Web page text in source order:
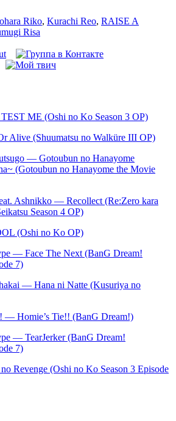
Riko, Kurachi Reo, RAISE A
Risa
ME (Oshi no Ko Season 3 OP)
Alive (Shuumatsu no Walküre III OP)
— Gotoubun no Hanayome
(Gotoubun no Hanayome the Movie
Ashnikko — Recollect (Re:Zero kara
Season 4 OP)
(Oshi no Ko OP)
— Face The Next (BanG Dream!
7)
— Hana ni Natte (Kusuriya no
— Homie’s Tie!! (BanG Dream!)
— TearJerker (BanG Dream!
7)
Revenge (Oshi no Ko Season 3 Episode